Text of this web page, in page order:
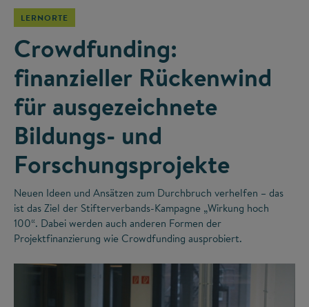
LERNORTE
Crowdfunding:
finanzieller Rückenwind
für ausgezeichnete
Bildungs- und
Forschungsprojekte
Neuen Ideen und Ansätzen zum Durchbruch verhelfen – das
ist das Ziel der Stifterverbands-Kampagne „Wirkung hoch
100“. Dabei werden auch anderen Formen der
Projektfinanzierung wie Crowdfunding ausprobiert.